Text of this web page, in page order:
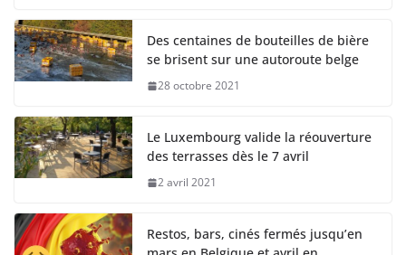
Des centaines de bouteilles de bière
se brisent sur une autoroute belge
28 octobre 2021
Le Luxembourg valide la réouverture
des terrasses dès le 7 avril
2 avril 2021
Restos, bars, cinés fermés jusqu’en